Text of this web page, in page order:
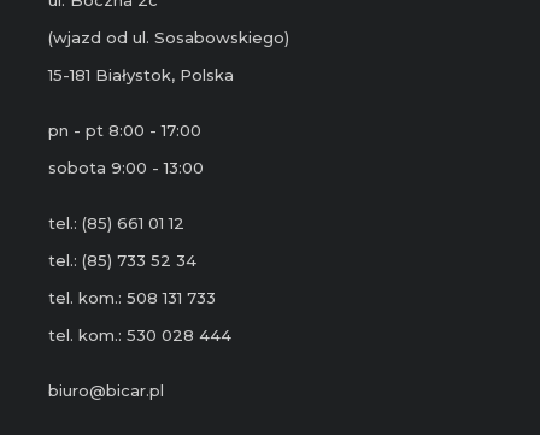
(wjazd od ul. Sosabowskiego)
15-181 Białystok, Polska
pn - pt 8:00 - 17:00
sobota 9:00 - 13:00
tel.: (85) 661 01 12
tel.: (85) 733 52 34
tel. kom.: 508 131 733
tel. kom.: 530 028 444
biuro@bicar.pl